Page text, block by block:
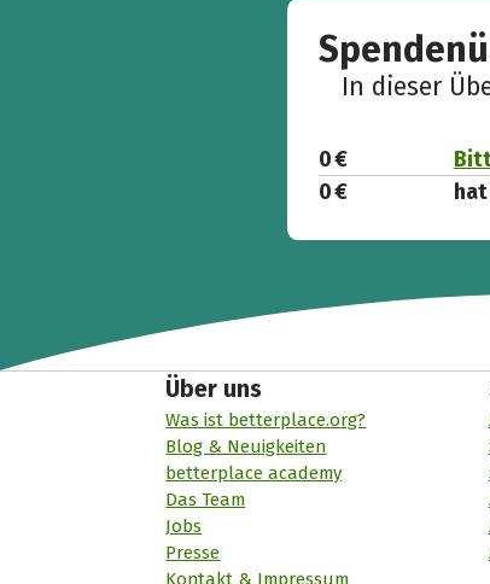
In dieser
0 €
0 €
Über uns
Was ist betterplace.org?
Blog & Neuigkeiten
betterplace academy
Das Team
Jobs
Presse
Kontakt & Impressum